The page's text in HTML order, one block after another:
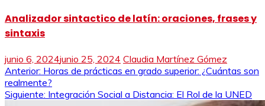
Analizador sintactico de latín: oraciones, frases y
sintaxis
junio 6, 2024junio 25, 2024 Claudia Martínez Gómez
Navegación
de
Anterior: Horas de prácticas en grado superior: ¿Cuántas son
realmente?
Siguiente: Integración Social a Distancia: El Rol de la UNED